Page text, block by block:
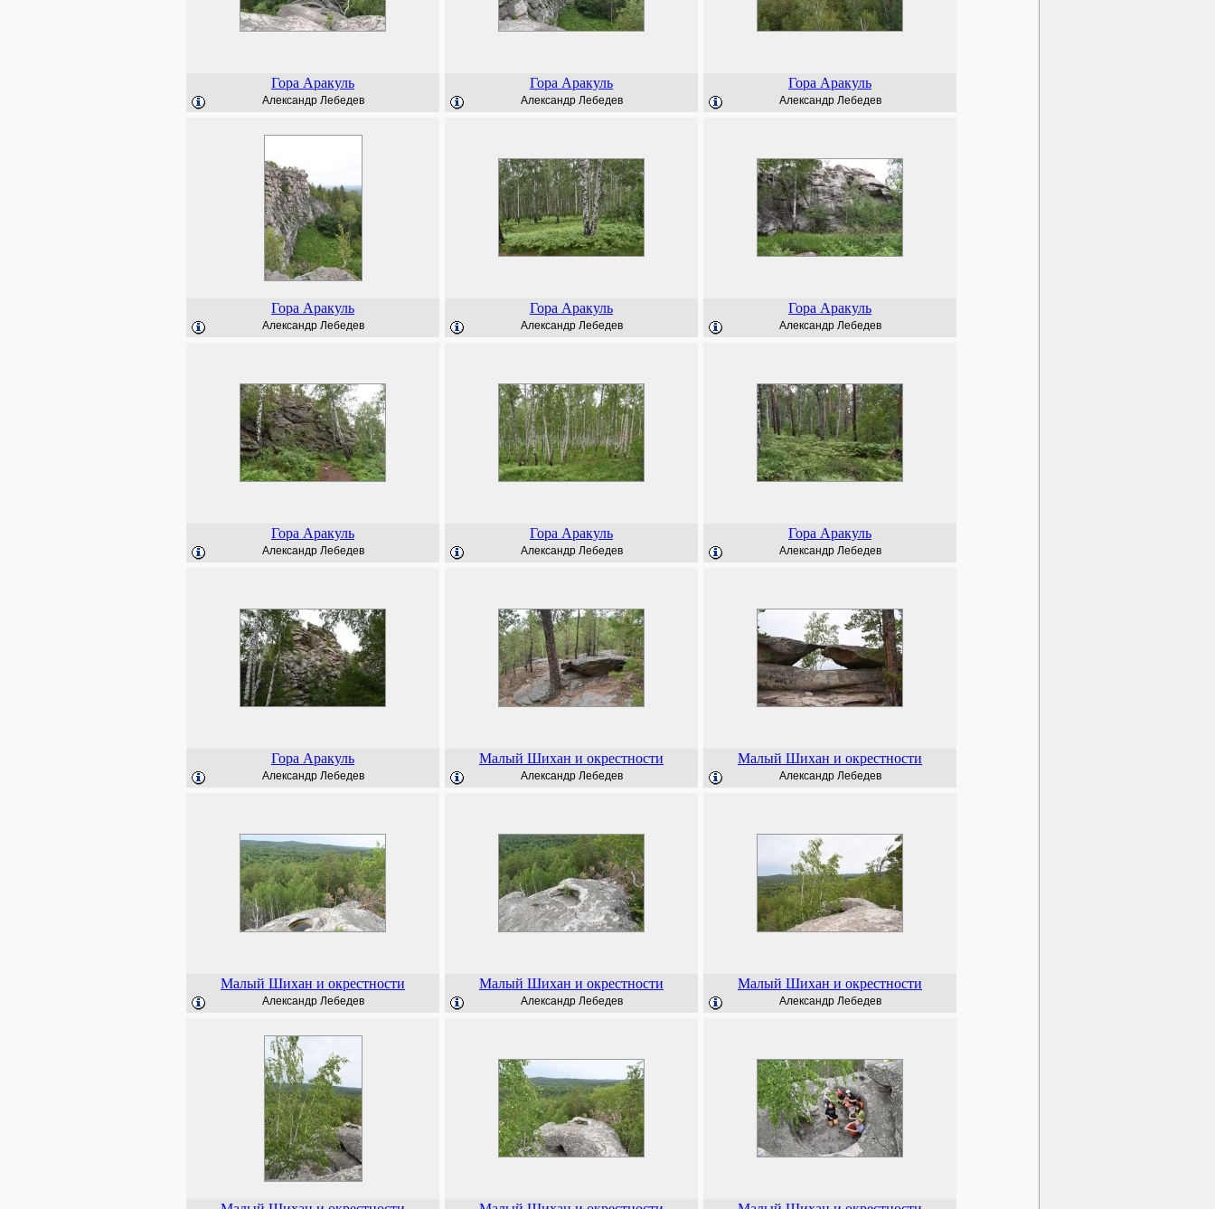
Гора Аракуль
Александр Лебедев
Гора Аракуль
Александр Лебедев
Гора Аракуль
Александр Лебедев
Гора Аракуль
Александр Лебедев
Гора Аракуль
Александр Лебедев
Гора Аракуль
Александр Лебедев
Гора Аракуль
Александр Лебедев
Гора Аракуль
Александр Лебедев
Гора Аракуль
Александр Лебедев
Гора Аракуль
Александр Лебедев
Малый Шихан и окрестности
Александр Лебедев
Малый Шихан и окрестности
Александр Лебедев
Малый Шихан и окрестности
Александр Лебедев
Малый Шихан и окрестности
Александр Лебедев
Малый Шихан и окрестности
Александр Лебедев